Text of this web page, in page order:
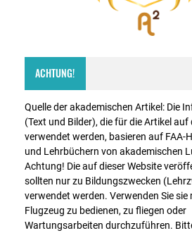
ACHTUNG!
Quelle der akademischen Artikel: Die
(Text und Bilder), die für die Artikel auf
verwendet werden, basieren auf FAA-
und Lehrbüchern von akademischen
Achtung! Die auf dieser Website
sollten nur zu Bildungszwecken
verwendet werden. Verwenden Sie sie
Flugzeug zu bedienen, zu fliegen oder
Wartungsarbeiten durchzuführen.